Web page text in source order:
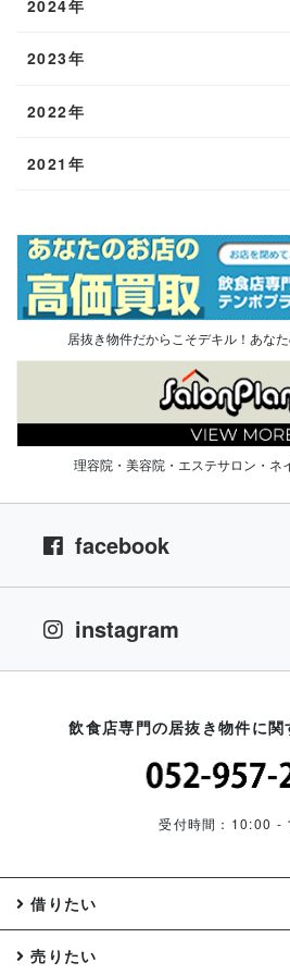
2024年
2023年
2022年
2021年
居抜き物件だからこそデキル！あな
理容院・美容院・エステサロン・ネ
facebook
instagram
飲食店専門の居抜き物件に
受付時間：10:00 -
借りたい
売りたい